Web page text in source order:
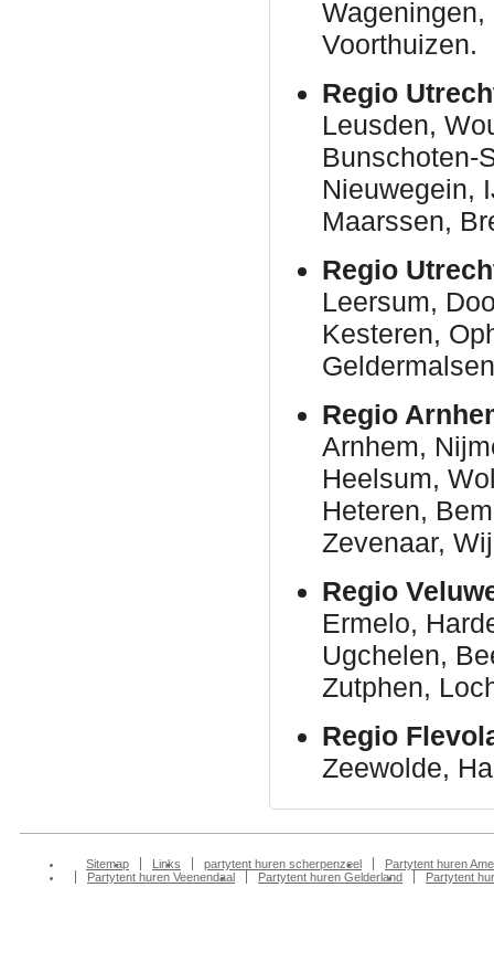
Voorthuizen.
Regio
Leusden,
Bunschoten-
Nieuwegein,
Maarssen,
Regio
Leersum,
Kesteren,
Regio
Arnhem,
Heelsum,
Heteren,
Zevenaar,
Regio
Ermelo,
Ugchelen,
Zutphen,
Regio
Zeewolde,
Sitemap Links partytent huren scherpenzeel
Partytent huren
Partytent huren Veenendaal
Partytent huren Gelderland Partytent